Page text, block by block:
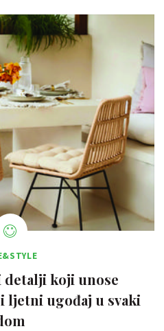
detalji koji unose
ljetni ugođaj u svaki